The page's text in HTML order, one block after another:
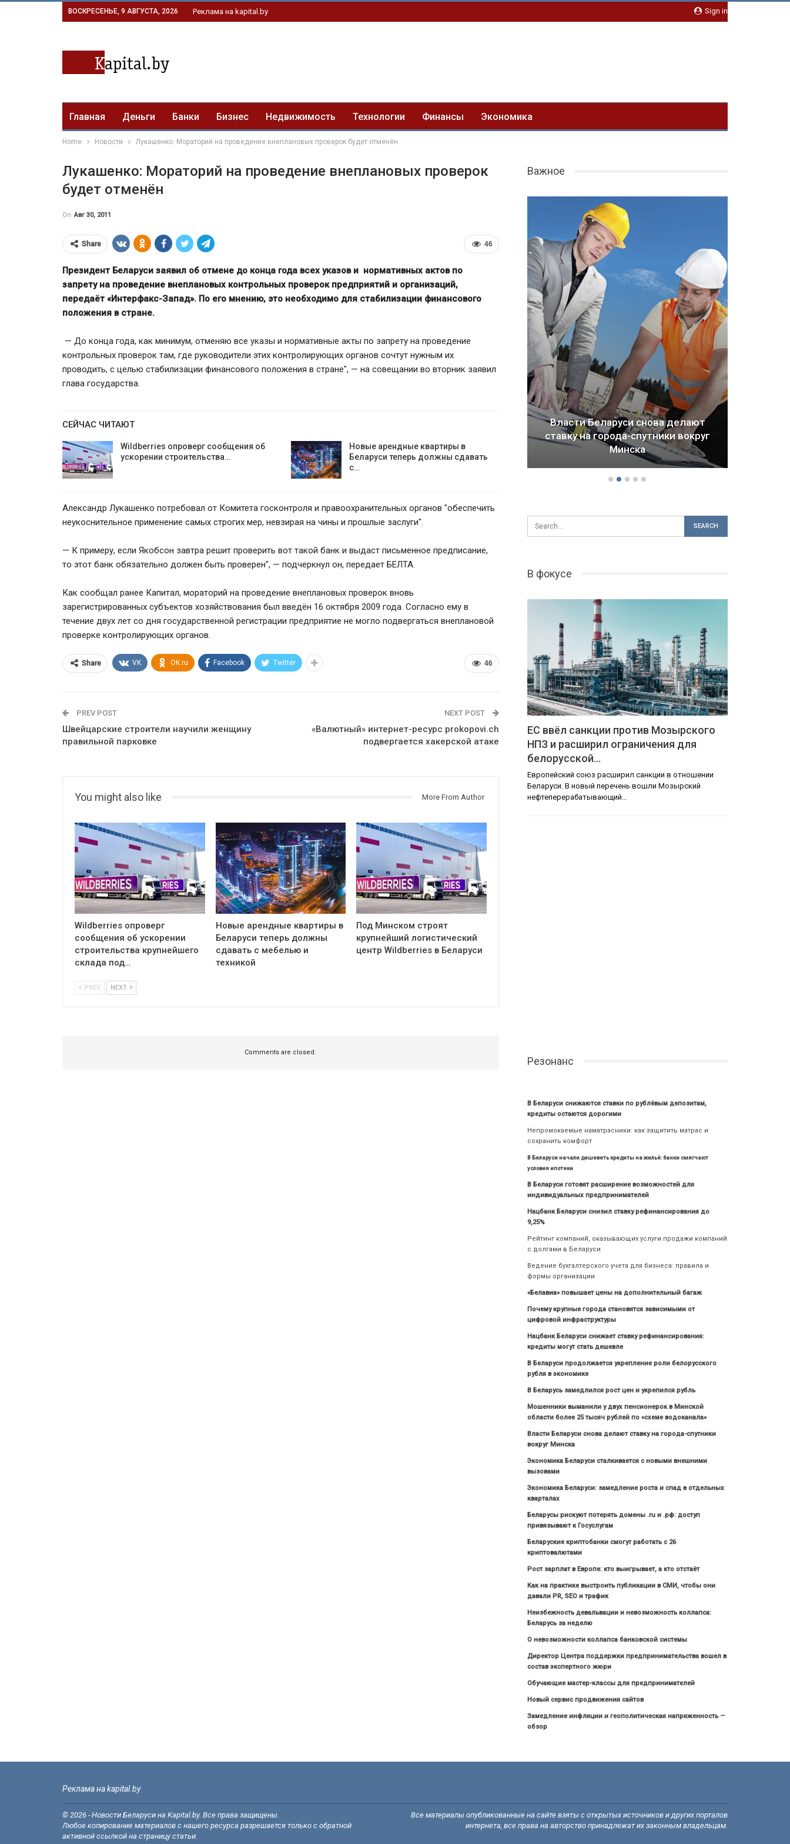
Sign in
ВОСКРЕСЕНЬЕ, 9 АВГУСТА, 2026 Реклама на kapital.by
Главная Деньги Банки Бизнес Недвижимость Технологии Финансы Экономика
Home Новости Лукашенко: Мораторий на проведение внеплановых проверок будет отменён
Лукашенко: Мораторий на проведение внеплановых проверок
будет отменён
On Авг 30, 2011
46
Share
Президент Беларуси заявил об отмене до конца года всех указов и нормативных актов по
запрету на проведение внеплановых контрольных проверок предприятий и организаций,
передаёт «Интерфакс-Запад». По его мнению, это необходимо для стабилизации финансового
положения в стране.
— До конца года, как минимум, отменяю все указы и нормативные акты по запрету на проведение
контрольных проверок там, где руководители этих контролирующих органов сочтут нужным их
проводить, с целью стабилизации финансового положения в стране", — на совещании во вторник заявил
глава государства.
СЕЙЧАС ЧИТАЮТ
Wildberries опроверг сообщения об
ускорении строительства…
Новые арендные квартиры в
Беларуси теперь должны сдавать
с…
Александр Лукашенко потребовал от Комитета госконтроля и правоохранительных органов "обеспечить
неукоснительное применение самых строгих мер, невзирая на чины и прошлые заслуги".
— К примеру, если Якобсон завтра решит проверить вот такой банк и выдаст письменное предписание,
то этот банк обязательно должен быть проверен", — подчеркнул он, передает БЕЛТА.
Как сообщал ранее Капитал, мораторий на проведение внеплановых проверок вновь
зарегистрированных субъектов хозяйствования был введён 16 октября 2009 года. Согласно ему в
течение двух лет со дня государственной регистрации предприятие не могло подвергаться внеплановой
проверке контролирующих органов.
46
Share VK OK.ru Facebook Twitter
PREV POST
Швейцарские строители научили женщину
правильной парковке
NEXT POST
«Валютный» интернет-ресурс prokopovi.ch
подвергается хакерской атаке
You might also like More From Author
Wildberries опроверг
сообщения об ускорении
строительства крупнейшего
склада под…
Новые арендные квартиры в
Беларуси теперь должны
сдавать с мебелью и
техникой
Под Минском строят
крупнейший логистический
центр Wildberries в Беларуси
PREV NEXT
Comments are closed.
Важное
50 лет
ограничения для белорусской…
Власти Беларуси снова делают
ставку на города-спутники вокруг
Минска
Драма Детройта:
В фокусе
ЕС ввёл санкции против Мозырского
НПЗ и расширил ограничения для
белорусской…
Европейский союз расширил санкции в отношении
Беларуси. В новый перечень вошли Мозырский
нефтеперерабатывающий…
Резонанс
В Беларуси снижаются ставки по рублёвым депозитам,
кредиты остаются дорогими
Непромокаемые наматрасники: как защитить матрас и
сохранить комфорт
В Беларуси начали дешеветь кредиты на жильё: банки смягчают
условия ипотеки
В Беларуси готовят расширение возможностей для
индивидуальных предпринимателей
Нацбанк Беларуси снизил ставку рефинансирования до
9,25%
Рейтинг компаний, оказывающих услуги продажи компаний
с долгами в Беларуси
Ведение бухгалтерского учета для бизнеса: правила и
формы организации
«Белавиа» повышает цены на дополнительный багаж
Почему крупные города становятся зависимыми от
цифровой инфраструктуры
Нацбанк Беларуси снижает ставку рефинансирования:
кредиты могут стать дешевле
В Беларуси продолжается укрепление роли белорусского
рубля в экономике
В Беларусь замедлился рост цен и укрепился рубль
Мошенники выманили у двух пенсионерок в Минской
области более 25 тысяч рублей по «схеме водоканала»
Власти Беларуси снова делают ставку на города-спутники
вокруг Минска
Экономика Беларуси сталкивается с новыми внешними
вызовами
Экономика Беларуси: замедление роста и спад в отдельных
кварталах
Беларусы рискуют потерять домены .ru и .рф: доступ
привязывают к Госуслугам
Беларуские криптобанки смогут работать с 26
криптовалютами
Рост зарплат в Европе: кто выигрывает, а кто отстаёт
Как на практике выстроить публикации в СМИ, чтобы они
давали PR, SEO и трафик
Неизбежность девальвации и невозможность коллапса:
Беларусь за неделю
О невозможности коллапса банковской системы
Директор Центра поддержки предпринимательства вошел в
состав экспертного жюри
Обучающие мастер-классы для предпринимателей
Новый сервис продвижения сайтов
Замедление инфляции и геополитическая напряженность —
обзор
Реклама на kapital.by
© 2026 - Новости Беларуси на Kapital.by. Все права защищены.
Любое копирование материалов с нашего ресурса разрешается только с обратной
активной ссылкой на страницу статьи.
Все материалы опубликованные на сайте взяты с открытых источников и других порталов
интернета, все права на авторство принадлежат их законным владельцам.